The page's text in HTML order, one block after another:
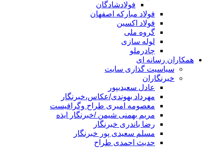
فولادشادگان
فولاد مبارکه اصفهان
فولاد اکسین
گروه ملی
لوله سازی
چادرملو
همکاران رسانه ای
سیاسیت گذاری سایت
خبرنگاران
عادل سعیدیپور
مهرداد بهوندی/عکاس،خبرنگار
معصومه امیری طراح وگرافیست
مریم بهمنی شیمن /خبرنگار ایذه
رضا باندری خبرنگار
مسلم سعیدی پور خبرنگار
حدیث احمدی طراح